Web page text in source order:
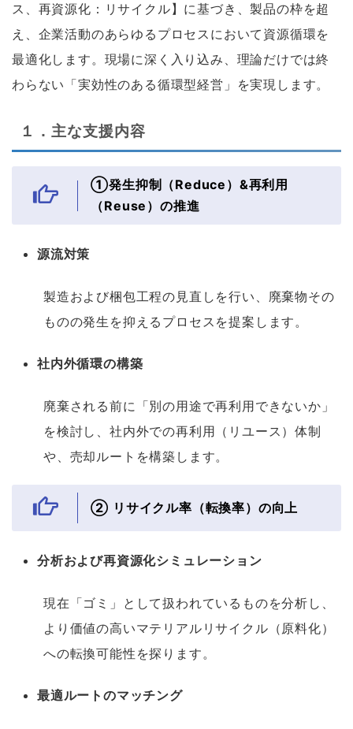
ス、再資源化：リサイクル】に基づき、製品の枠を超
え、企業活動のあらゆるプロセスにおいて資源循環を
最適化します。現場に深く入り込み、理論だけでは終
わらない「実効性のある循環型経営」を実現します。
１．主な支援内容
①発生抑制（Reduce）&再利用
（Reuse）の推進
源流対策
製造および梱包工程の見直しを行い、廃棄物その
ものの発生を抑えるプロセスを提案します。
社内外循環の構築
廃棄される前に「別の用途で再利用できないか」
を検討し、社内外での再利用（リユース）体制
や、売却ルートを構築します。
② リサイクル率（転換率）の向上
分析および再資源化シミュレーション
現在「ゴミ」として扱われているものを分析し、
より価値の高いマテリアルリサイクル（原料化）
への転換可能性を探ります。
最適ルートのマッチング